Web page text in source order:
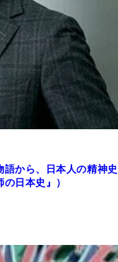
から、日本人の精神史
日本史』）